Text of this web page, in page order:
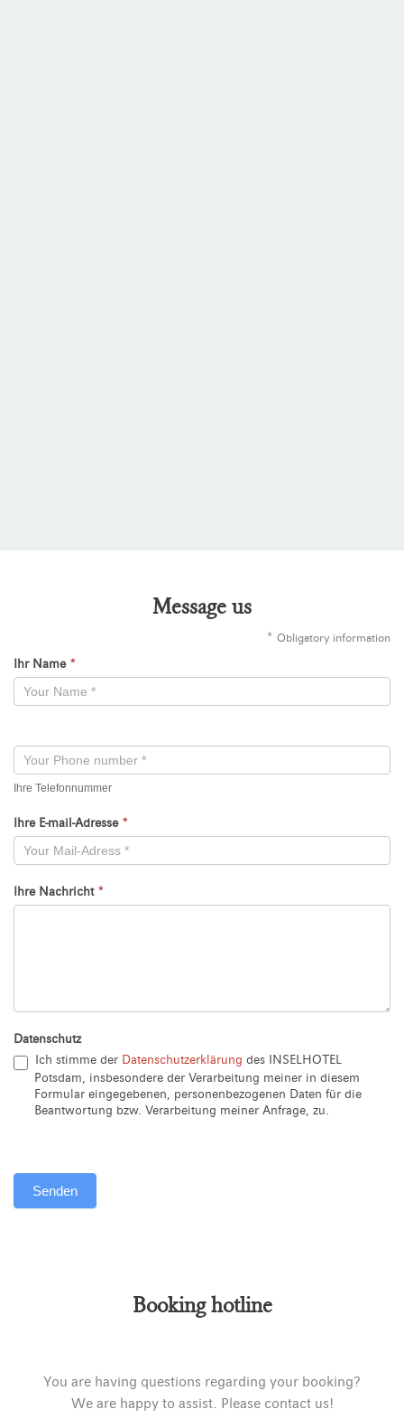
Message us
* Obligatory information
Kontaktformular
-
Ihr Name *
Ihre Telefonnummer
Ihre E-mail-Adresse *
Ihre Nachricht *
Datenschutz
Ich stimme der Datenschutzerklärung des INSELHOTEL
Potsdam, insbesondere der Verarbeitung meiner in diesem
Formular eingegebenen, personenbezogenen Daten für die
Beantwortung bzw. Verarbeitung meiner Anfrage, zu.
Senden
Booking hotline
You are having questions regarding your booking?
We are happy to assist. Please contact us!